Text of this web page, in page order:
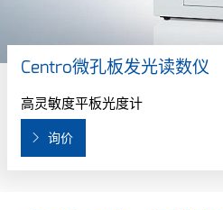
Centro微孔板发光读数仪
高灵敏度平板光度计
询价